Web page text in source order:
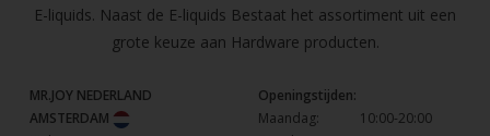
E-liquids. Naast de E-liquids Bestaat het assortiment uit een
grote keuze aan Hardware producten.
MR.JOY NEDERLAND
AMSTERDAM
Openingstijden:
Maandag:
10:00-20:00